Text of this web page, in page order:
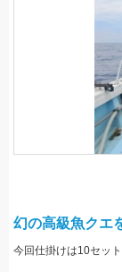
幻の高級魚クエ